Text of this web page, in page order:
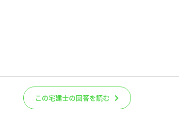
この宅建士の回答を読む